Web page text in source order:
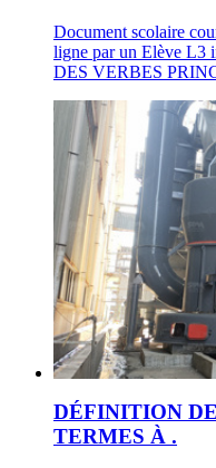
Document scolaire
ligne par un Elève
DES VERBES
DÉFINITION
TERMES À .